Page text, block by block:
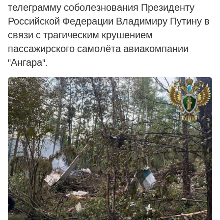
телеграмму соболезнования Президенту
Российской Федерации Владимиру Путину в
связи с трагическим крушением
пассажирского самолёта авиакомпании
"Ангара".